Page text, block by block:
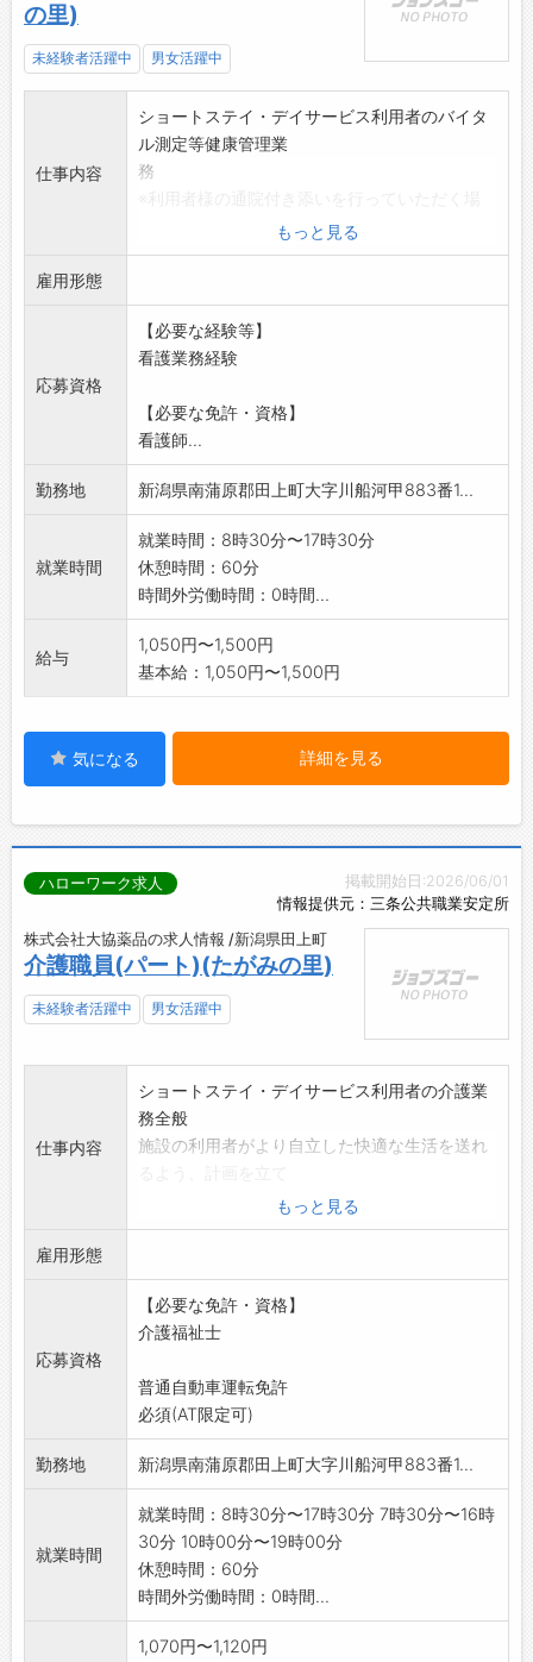
の里)
未経験者活躍中 男女活躍中
仕事内容
ショートステイ・デイサービス利用者のバイタ
ル測定等健康管理業
務
変更範囲:会社の定める業務
もっと見る
雇用形態
応募資格
【必要な経験等】
看護業務経験
【必要な免許・資格】
看護師...
勤務地 新潟県南蒲原郡田上町大字川船河甲883番1...
就業時間
就業時間：8時30分〜17時30分
休憩時間：60分
時間外労働時間：0時間...
給与
1,050円〜1,500円
基本給：1,050円〜1,500円
気になる 詳細を見る
掲載開始日:2026/06/01
情報提供元：三条公共職業安定所
ハローワーク求人
株式会社大協薬品の求人情報 /新潟県田上町
介護職員(パート)(たがみの里)
未経験者活躍中 男女活躍中
仕事内容
ショートステイ・デイサービス利用者の介護業
務全般
施設の利用者がより自立した快適な生活を送れ
援助していただきます。
食事・入浴・排泄の世話をはじめ、身体を動か
介助し、清潔を保つ等細かいケアをしていただ
きます。
変更範囲:会社の定める業務
もっと見る
雇用形態
応募資格
【必要な免許・資格】
介護福祉士
普通自動車運転免許
必須(AT限定可)
勤務地 新潟県南蒲原郡田上町大字川船河甲883番1...
就業時間
就業時間：8時30分〜17時30分 7時30分〜16時
30分 10時00分〜19時00分
休憩時間：60分
時間外労働時間：0時間...
1,070円〜1,120円